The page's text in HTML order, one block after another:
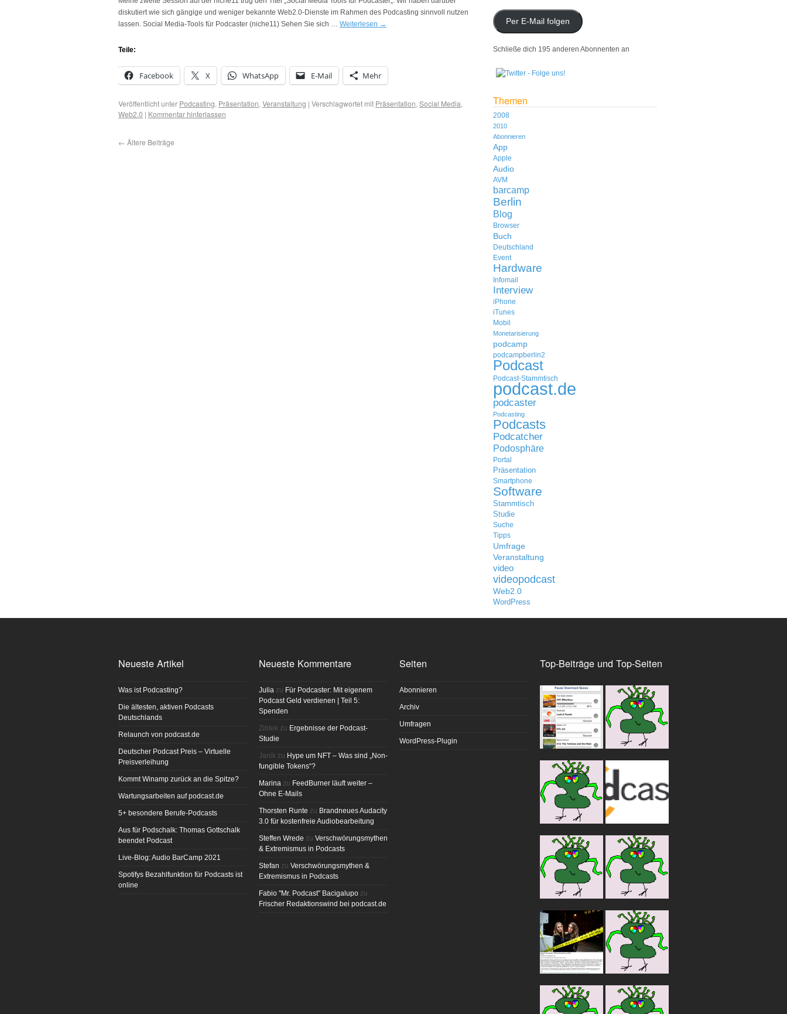
diskutiert wie sich gängige und weniger bekannte Web2.0-Dienste im Rahmen des Podcasting sinnvoll nutzen
lassen. Social Media-Tools für Podcaster (niche11) Sehen Sie sich … Weiterlesen →
Teile:
Facebook X WhatsApp E-Mail Mehr
Veröffentlicht unter Podcasting, Präsentation, Veranstaltung | Verschlagwortet mit Präsentation, Social Media,
Web2.0 | Kommentar hinterlassen
← Ältere Beiträge
Per E-Mail folgen
Schließe dich 195 anderen Abonnenten an
Themen
2008
2010
Abonnieren
App
Apple
Audio
AVM
barcamp
Berlin
Blog
Browser
Buch
Deutschland
Event
Hardware
Infomail
Interview
iPhone
iTunes
Mobil
Monetarisierung
podcamp
podcampberlin2
Podcast
Podcast-Stammtisch
podcast.de
podcaster
Podcasting
Podcasts
Podcatcher
Podosphäre
Portal
Präsentation
Smartphone
Software
Stammtisch
Studie
Suche
Tipps
Umfrage
Veranstaltung
video
videopodcast
Web2.0
WordPress
Neueste Artikel
Was ist Podcasting?
Die ältesten, aktiven Podcasts
Deutschlands
Relaunch von podcast.de
Deutscher Podcast Preis – Virtuelle
Preisverleihung
Kommt Winamp zurück an die Spitze?
Wartungsarbeiten auf podcast.de
5+ besondere Berufe-Podcasts
Aus für Podschalk: Thomas Gottschalk
beendet Podcast
Live-Blog: Audio BarCamp 2021
Spotifys Bezahlfunktion für Podcasts ist
online
Neueste Kommentare
Julia zu Für Podcaster: Mit eigenem
Podcast Geld verdienen | Teil 5:
Spenden
Zibtek zu Ergebnisse der Podcast-
Studie
Janik zu Hype um NFT – Was sind „Non-
fungible Tokens“?
Marina zu FeedBurner läuft weiter –
Ohne E-Mails
Thorsten Runte zu Brandneues Audacity
3.0 für kostenfreie Audiobearbeitung
Steffen Wrede zu Verschwörungsmythen
& Extremismus in Podcasts
Stefan zu Verschwörungsmythen &
Extremismus in Podcasts
Fabio "Mr. Podcast" Bacigalupo zu
Frischer Redaktionswind bei podcast.de
Seiten
Abonnieren
Archiv
Umfragen
WordPress-Plugin
Top-Beiträge und Top-Seiten